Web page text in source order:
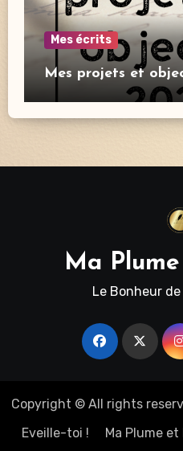
Mes écrits
Mes projets et
Ma
Le Bonheur
Copyright © All rights
Eveille-toi !
Ma Plume